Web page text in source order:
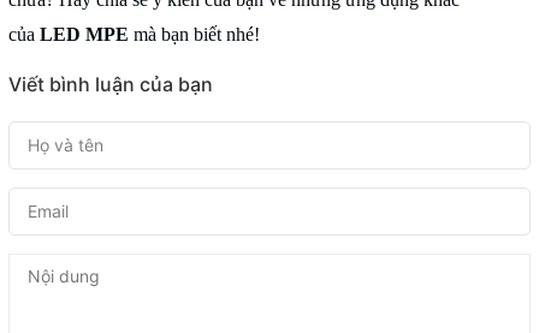
của LED MPE mà bạn biết nhé!
Viết bình luận của bạn